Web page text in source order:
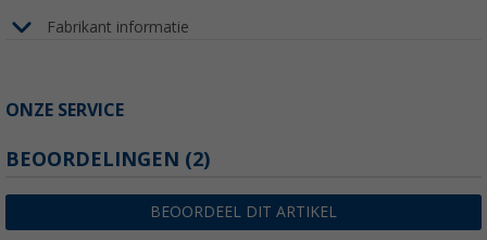
Fabrikant informatie
ONZE SERVICE
BEOORDELINGEN (2)
BEOORDEEL DIT ARTIKEL